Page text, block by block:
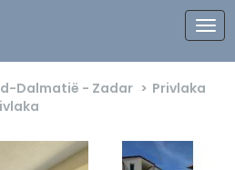
Dalmatië - Zadar
Privlaka